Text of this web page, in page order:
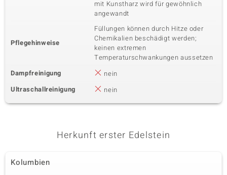
mit Kunstharz wird für gewöhnlich
angewandt
Pflegehinweise
Füllungen können durch Hitze oder
Chemikalien beschädigt werden;
keinen extremen
Temperaturschwankungen aussetzen
Dampfreinigung
nein
Ultraschallreinigung
nein
Herkunft erster Edelstein
Kolumbien